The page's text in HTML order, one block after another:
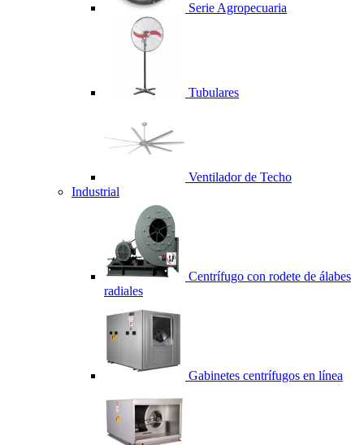
Serie Agropecuaria
Tubulares
Ventilador de Techo
Industrial
Centrífugo con rodete de álabes
radiales
Gabinetes centrífugos en línea